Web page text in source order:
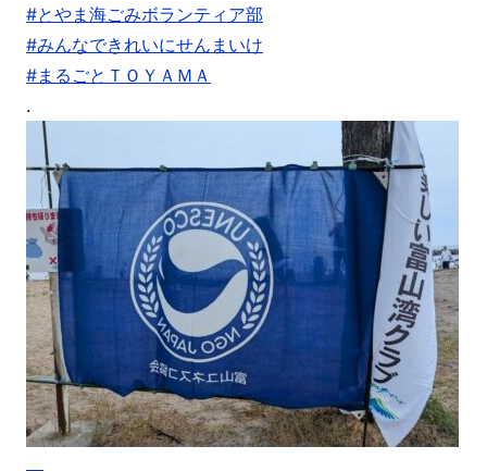
#とやま海ごみボランティア部
#みんなできれいにせんまいけ
#まるごとＴＯＹＡＭＡ
.